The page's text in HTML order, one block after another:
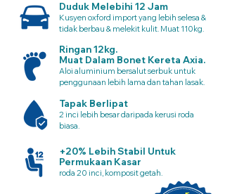
Duduk Melebihi 12 Jam
Kusyen oxford import yang lebih selesa &
tidak berbau & melekit kulit. Muat 110kg.
Ringan 12kg.
Muat Dalam Bonet Kereta Axia.
Aloi aluminium bersalut serbuk untuk
penggunaan lebih lama dan tahan lasak.
Tapak Berlipat
2 inci lebih besar daripada kerusi roda
biasa.
+20% Lebih Stabil Untuk
Permukaan Kasar
roda 20 inci, komposit getah.